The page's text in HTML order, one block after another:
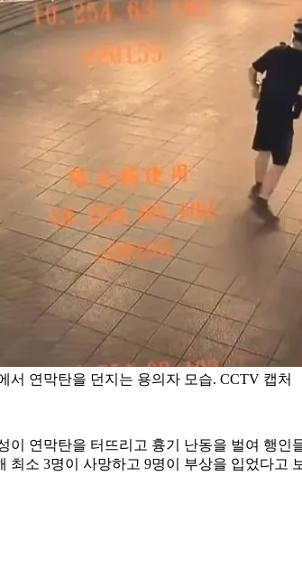
서 연막탄을 던지는 용의자 모습. CCTV 캡처
이 연막탄을 터뜨리고 흉기 난동을 벌여 행
최소 3명이 사망하고 9명이 부상을 입었다고